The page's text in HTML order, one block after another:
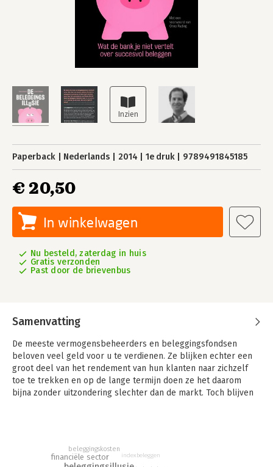
Paperback Nederlands 2014 1e druk 9789491845185
€ 20,50
In winkelwagen
Nu besteld, zaterdag in huis
Gratis verzonden
Past door de brievenbus
Samenvatting
De meeste vermogensbeheerders en beleggingsfondsen
beloven veel geld voor u te verdienen. Ze blijken echter een
groot deel van het rendement van hun klanten naar zichzelf
toe te trekken en op de lange termijn doen ze het daarom
bijna zonder uitzondering slechter dan de markt. Toch blijven
Schukken beknopt en op vlotte wijze hoe er door de
beleggingsindustrie een geraffineerde illusie in stand wordt
financiële sector
beleggingskosten
indexbeleggen